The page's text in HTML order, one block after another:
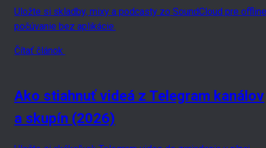
Uložte si skladby, mixy a podcasty zo SoundCloud pre offline
počúvanie bez aplikácie.
Čítať článok
Ako stiahnuť videá z Telegram kanálov
a skupín (2026)